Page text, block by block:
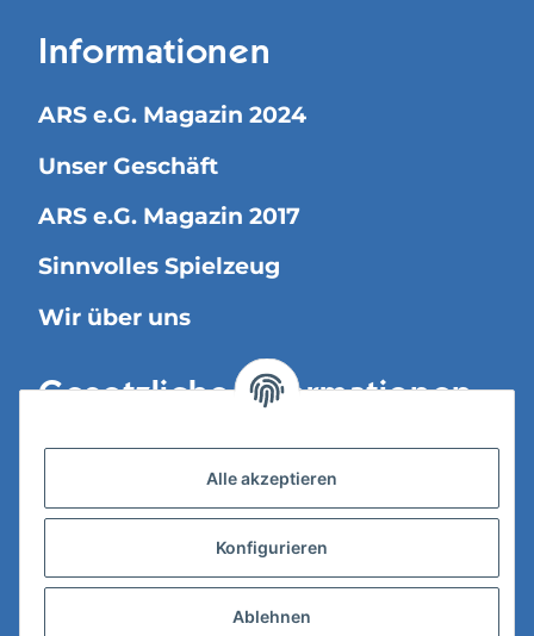
Informationen
ARS e.G. Magazin 2024
Unser Geschäft
ARS e.G. Magazin 2017
Sinnvolles Spielzeug
Wir über uns
Gesetzliche Informationen
Versandinformationen
Datenschutz
Alle akzeptieren
Konfigurieren
Ablehnen